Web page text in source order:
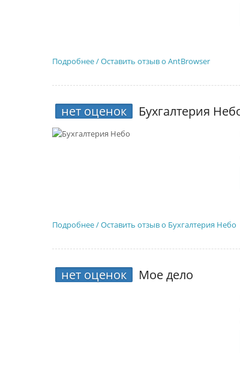
Подробнее / Оставить отзыв о AntBrowser
нет оценок Бухгалтерия
Подробнее / Оставить отзыв о Бухгалтерия Небо
нет оценок Мое дело